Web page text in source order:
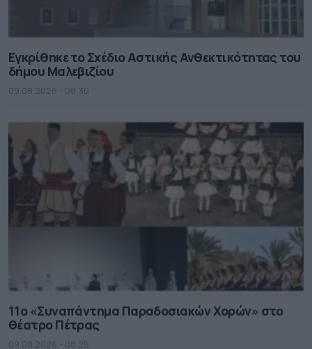
Εγκρίθηκε το Σχέδιο Αστικής Ανθεκτικότητας του
δήμου Μαλεβιζίου
09.08.2026 - 08.30
11ο «Συναπάντημα Παραδοσιακών Χορών» στο
θέατρο Πέτρας
09.08.2026 - 08.25